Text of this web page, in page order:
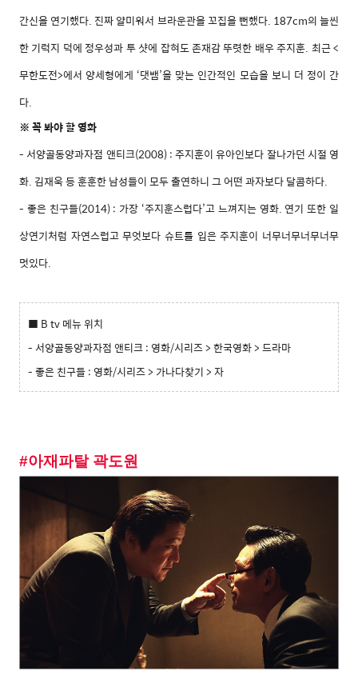
간신을 연기했다. 진짜 얄미워서 브라운관을 꼬집을 뻔했다. 187cm의 늘씬
한 기럭지 덕에 정우성과 투 샷에 잡혀도 존재감 뚜렷한 배우 주지훈. 최근 <
무한도전>에서 양세형에게 ‘댓뱀’을 맞는 인간적인 모습을 보니 더 정이 간
다.
※ 꼭 봐야 할 영화
- 서양골동양과자점 앤티크(2008) : 주지훈이 유아인보다 잘나가던 시절 영
화. 김재욱 등 훈훈한 남성들이 모두 출연하니 그 어떤 과자보다 달콤하다.
- 좋은 친구들(2014) : 가장 ‘주지훈스럽다’고 느껴지는 영화. 연기 또한 일
상연기처럼 자연스럽고 무엇보다 슈트를 입은 주지훈이 너무너무너무너무
멋있다.
■ B tv 메뉴 위치
- 서양골동양과자점 앤티크: 영화/시리즈 > 한국영화 > 드라마
-좋은 친구들: 영화/시리즈 > 가나다찾기 > 자
#아재파탈 곽도원